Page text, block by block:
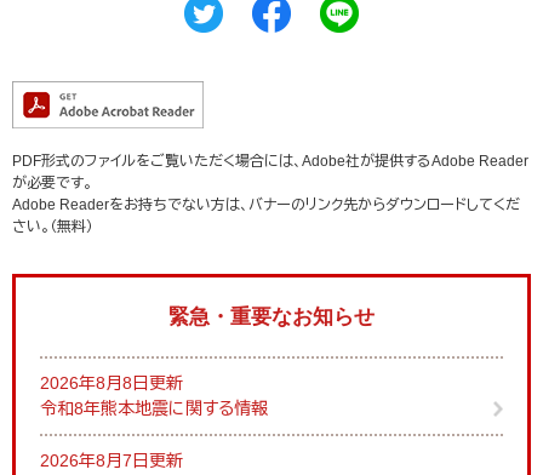
PDF形式のファイルをご覧いただく場合には、Adobe社が提供するAdobe Reader
が必要です。
Adobe Readerをお持ちでない方は、バナーのリンク先からダウンロードしてくだ
さい。（無料）
緊急・重要なお知らせ
2026年8月8日更新
令和8年熊本地震に関する情報
2026年8月7日更新